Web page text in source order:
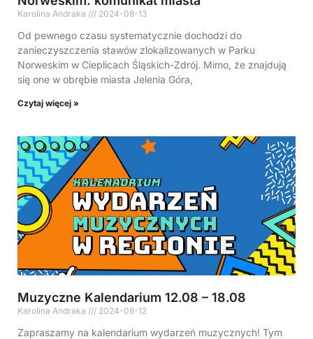
Karolina Andraka 2024-08-13
Od pewnego czasu systematycznie dochodzi do
zanieczyszczenia stawów zlokalizowanych w Parku
Norweskim w Cieplicach Śląskich-Zdrój. Mimo, że znajdują
się one w obrębie miasta Jelenia Góra,
Czytaj więcej »
Muzyczne Kalendarium 12.08 – 18.08
Karolina Andraka 2024-08-12
Zapraszamy na kalendarium wydarzeń muzycznych! Tym